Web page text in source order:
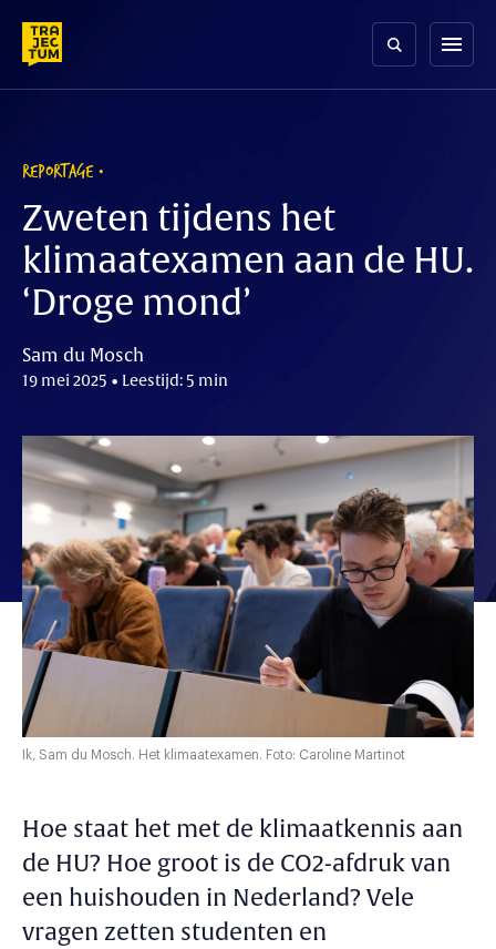
content
menu
REPORTAGE
Zweten tijdens het
klimaatexamen aan de HU.
‘Droge mond’
Sam du Mosch
19 mei 2025 • Leestijd: 5 min
Ik, Sam du Mosch. Het klimaatexamen. Foto: Caroline Martinot
Hoe staat het met de klimaatkennis aan
de HU? Hoe groot is de CO2-afdruk van
een huishouden in Nederland? Vele
vragen zetten studenten en